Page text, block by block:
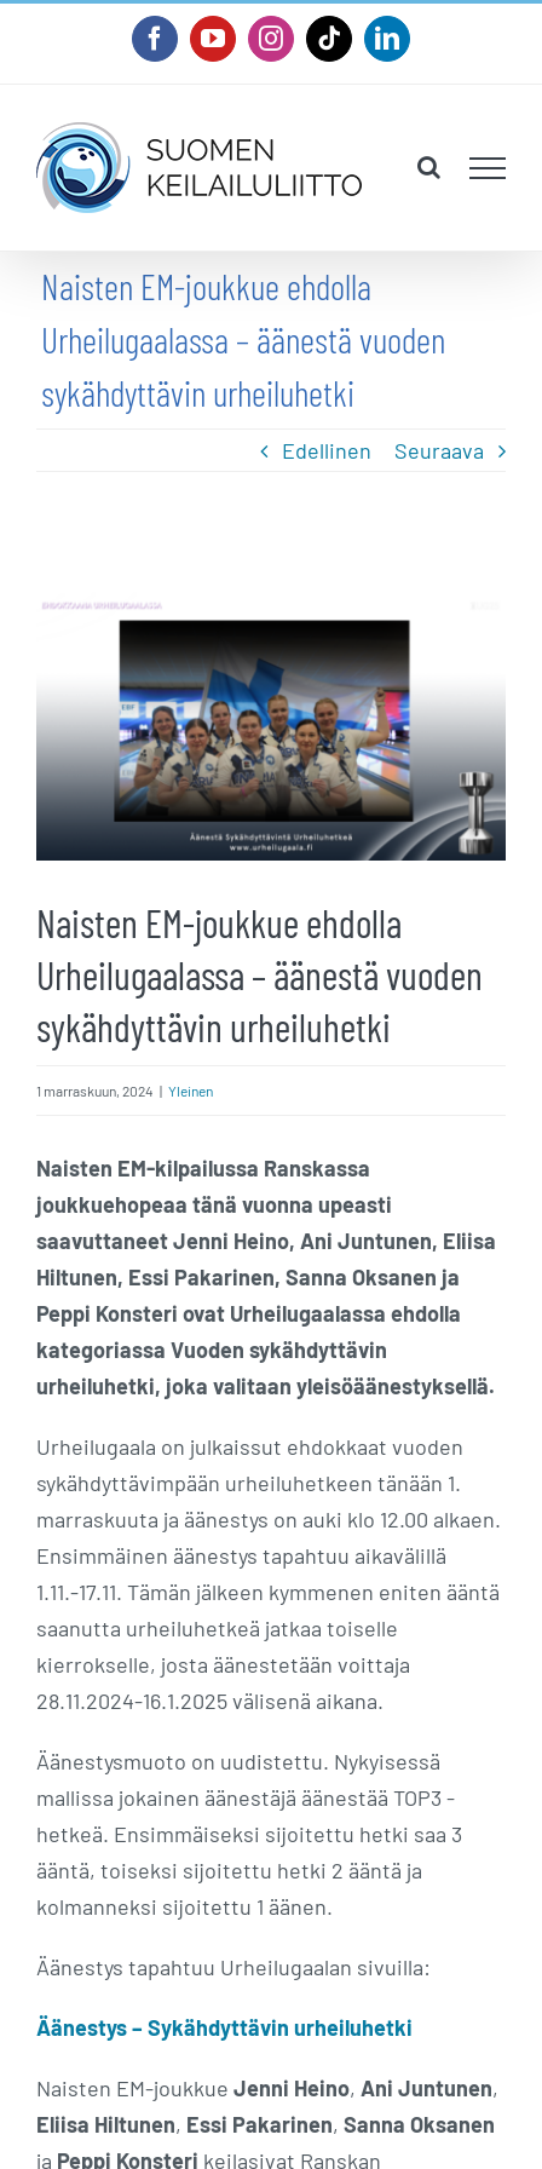
FacebookYouTubeInstagram
TiktokLinkedIn
Naisten EM-joukkue ehdolla
Urheilugaalassa – äänestä vuoden
sykähdyttävin urheiluhetki
Edellinen Seuraava
kuvaa
Naisten EM-joukkue ehdolla
Urheilugaalassa – äänestä vuoden
sykähdyttävin urheiluhetki
1 marraskuun, 2024 | Yleinen
Naisten EM-kilpailussa Ranskassa
joukkuehopeaa tänä vuonna upeasti
saavuttaneet Jenni Heino, Ani Juntunen, Eliisa
Hiltunen, Essi Pakarinen, Sanna Oksanen ja
Peppi Konsteri ovat Urheilugaalassa ehdolla
kategoriassa Vuoden sykähdyttävin
urheiluhetki, joka valitaan yleisöäänestyksellä.
Urheilugaala on julkaissut ehdokkaat vuoden
sykähdyttävimpään urheiluhetkeen tänään 1.
marraskuuta ja äänestys on auki klo 12.00 alkaen.
Ensimmäinen äänestys tapahtuu aikavälillä
1.11.-17.11. Tämän jälkeen kymmenen eniten ääntä
saanutta urheiluhetkeä jatkaa toiselle
kierrokselle, josta äänestetään voittaja
28.11.2024-16.1.2025 välisenä aikana.
Äänestysmuoto on uudistettu. Nykyisessä
mallissa jokainen äänestäjä äänestää TOP3 -
hetkeä. Ensimmäiseksi sijoitettu hetki saa 3
ääntä, toiseksi sijoitettu hetki 2 ääntä ja
kolmanneksi sijoitettu 1 äänen.
Äänestys tapahtuu Urheilugaalan sivuilla:
Äänestys – Sykähdyttävin urheiluhetki
Naisten EM-joukkue Jenni Heino, Ani Juntunen,
Eliisa Hiltunen, Essi Pakarinen, Sanna Oksanen
ja Peppi Konsteri keilasivat Ranskan